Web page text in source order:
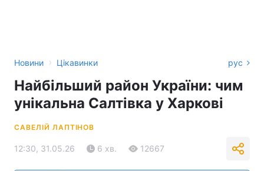
Новини › Цікавинки рус
Найбільший район України: чим
унікальна Салтівка у Харкові
САВЕЛІЙ ЛАПТІНОВ
12:30, 31.05.26 6 хв. 12667